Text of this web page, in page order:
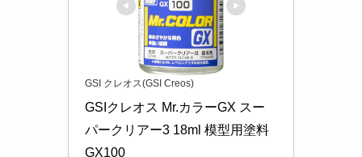
GSI クレオス(GSI Creos)
GSIクレオス Mr.カラーGX スー
パークリアー3 18ml 模型用塗料
GX100